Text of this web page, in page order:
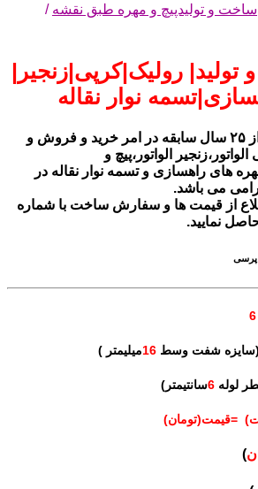
ساخت و تولیدپیچ و مهره طبق نقشه /
رولیک|کرپی|زنجیر|
نوار نقاله
صنایع کوبن پیچ با بیش از ۲۵ سال سابقه در امر خرید و فروش و
الواتور،پیچ و
های راهسازی و تسمه نوار نقاله در
می باشد.
از قیمت ها و سفارش ساخت با شماره
پرسی
(سایزه شفت وسط میلیمتر )
6سانتیمتر)
=قیمت(تومان)
)